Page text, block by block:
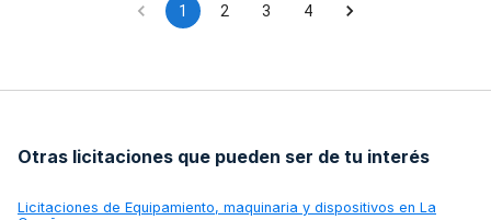
1 2 3 4
Otras licitaciones que pueden ser de tu interés
Licitaciones de Equipamiento, maquinaria y dispositivos en La